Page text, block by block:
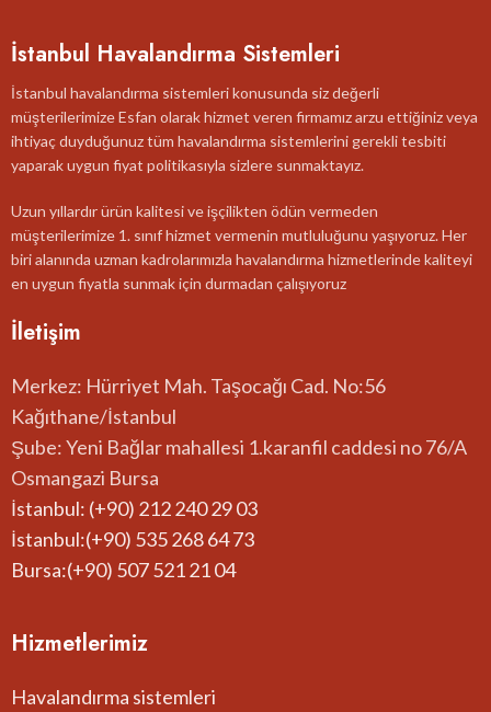
İstanbul Havalandırma Sistemleri
İstanbul havalandırma sistemleri konusunda siz değerli
müşterilerimize Esfan olarak hizmet veren firmamız arzu ettiğiniz veya
ihtiyaç duyduğunuz tüm havalandırma sistemlerini gerekli tesbiti
yaparak uygun fiyat politikasıyla sizlere sunmaktayız.
Uzun yıllardır ürün kalitesi ve işçilikten ödün vermeden
müşterilerimize 1. sınıf hizmet vermenin mutluluğunu yaşıyoruz. Her
biri alanında uzman kadrolarımızla havalandırma hizmetlerinde kaliteyi
en uygun fiyatla sunmak için durmadan çalışıyoruz
İletişim
Merkez: Hürriyet Mah. Taşocağı Cad. No:56
Kağıthane/İstanbul
Şube: Yeni Bağlar mahallesi 1.karanfil caddesi no 76/A
Osmangazi Bursa
İstanbul: (+90) 212 240 29 03
İstanbul:(+90) 535 268 64 73
Bursa:(+90) 507 521 21 04
Hizmetlerimiz
Havalandırma sistemleri